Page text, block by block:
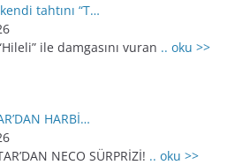
tahtını “T…
ile damgasını vuran .. oku >>
HARBİ…
NECO SÜRPRİZİ! .. oku >>